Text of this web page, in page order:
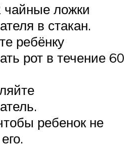
чайные ложки
в стакан.
ребёнку
рот в течение 60
ребенок не